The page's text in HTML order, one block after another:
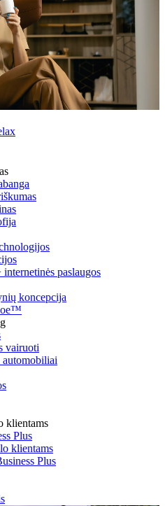
paslaugos
koncepcija
vairuoti
klientams
Plus
klientams
Plus